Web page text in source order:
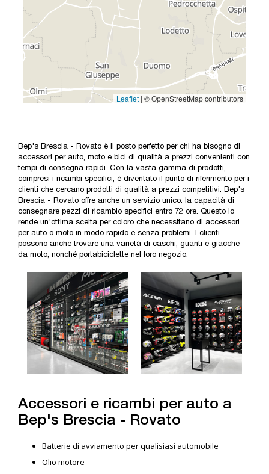
Bep's Brescia - Rovato è il posto perfetto per chi ha bisogno di
accessori per auto, moto e bici di qualità a prezzi convenienti con
tempi di consegna rapidi. Con la vasta gamma di prodotti,
compresi i ricambi specifici, è diventato il punto di riferimento per i
clienti che cercano prodotti di qualità a prezzi competitivi. Bep's
Brescia - Rovato offre anche un servizio unico: la capacità di
consegnare pezzi di ricambio specifici entro 72 ore. Questo lo
rende un'ottima scelta per coloro che necessitano di accessori
per auto o moto in modo rapido e senza problemi. I clienti
possono anche trovare una varietà di caschi, guanti e giacche
da moto, nonché portabiciclette nel loro negozio.
Accessori e ricambi per auto a
Bep's Brescia - Rovato
Batterie di avviamento per qualisiasi automobile
Olio motore